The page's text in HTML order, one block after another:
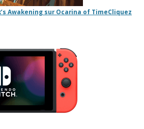
Awakening sur Ocarina of TimeCliquez